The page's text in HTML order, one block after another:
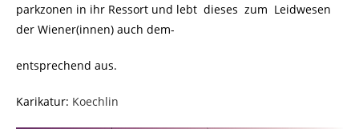
parkzonen in ihr Ressort und lebt dieses zum Leidwesen
der Wiener(innen) auch dem-
entsprechend aus.
Karikatur: Koechlin